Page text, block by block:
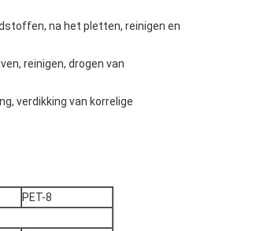
na het pletten, reinigen en
reinigen, drogen van
verdikking van korrelige
PET-8